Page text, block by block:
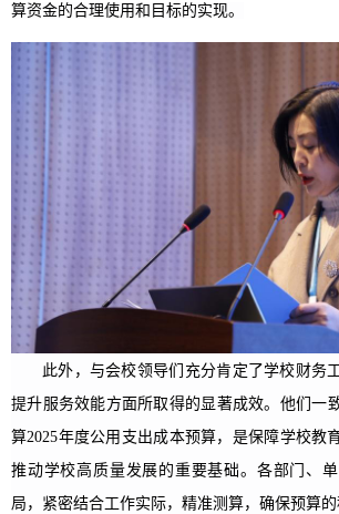
算资金的合理使用和目标的实现。
此外，与会校领导们充分肯定了学校财务
提升服务效能方面所取得的显著成效。他们一
算2025年度公用支出成本预算，是保障学校教
推动学校高质量发展的重要基础。各部门、
局，紧密结合工作实际，精准测算，确保预算的